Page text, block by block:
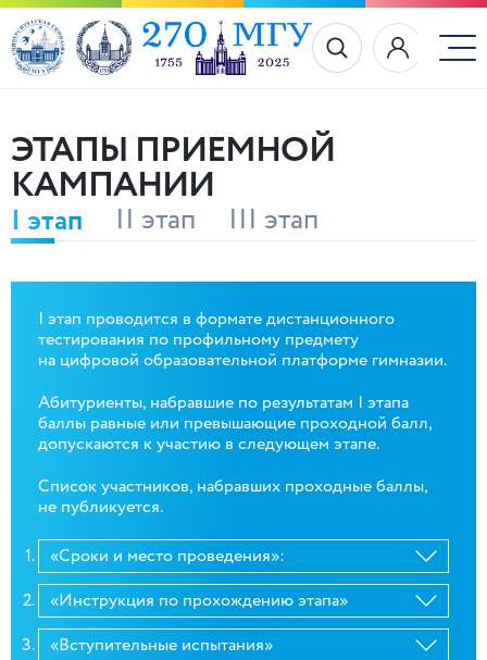
ЭТАПЫ ПРИЕМНОЙ
КАМПАНИИ
I этап II этап III этап
I этап проводится в формате дистанционного
тестирования по профильному предмету
на цифровой образовательной платформе гимназии.
Абитуриенты, набравшие по результатам I этапа
баллы равные или превышающие проходной балл,
допускаются к участию в следующем этапе.
Список участников, набравших проходные баллы,
не публикуется.
«Сроки и место проведения»:
«Инструкция по прохождению этапа»
«Вступительные испытания»